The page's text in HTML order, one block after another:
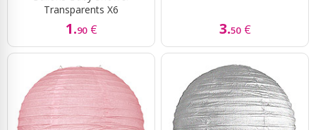
Transparents X6
1.90 € 3.50 €